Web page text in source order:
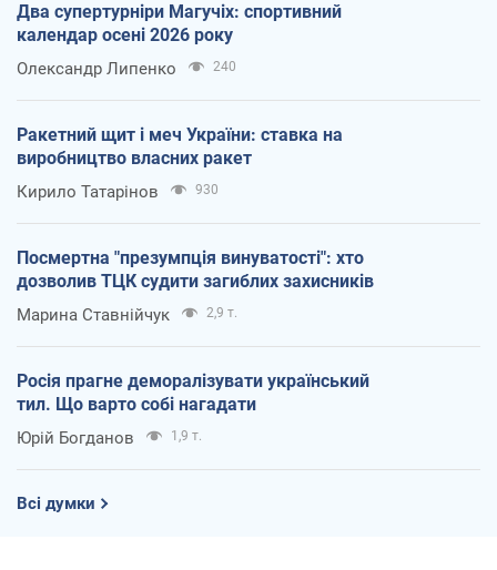
Два супертурніри Магучіх: спортивний
календар осені 2026 року
Олександр Липенко 240
Ракетний щит і меч України: ставка на
виробництво власних ракет
Кирило Татарінов 930
Посмертна "презумпція винуватості": хто
дозволив ТЦК судити загиблих захисників
Марина Ставнійчук 2,9 т.
Росія прагне деморалізувати український
тил. Що варто собі нагадати
Юрій Богданов 1,9 т.
Всі думки